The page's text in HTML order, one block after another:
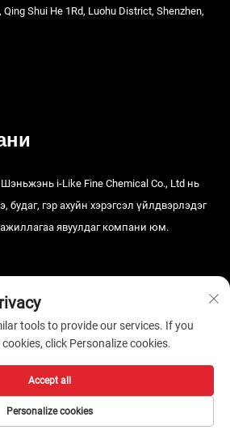
Qing Shui He 1Rd, Luohu District, Shenzhen,
i-Like Fine Chemical Co., Ltd нь
гэр ахуйн хэрэгсэл үйлдвэрлэдэг
явуулдаг компани юм.
i-Like Тоног төхөөрөмжийн ХХК.
tools to provide our services. If you
click Personalize cookies.
Personalize cookies
Accept all